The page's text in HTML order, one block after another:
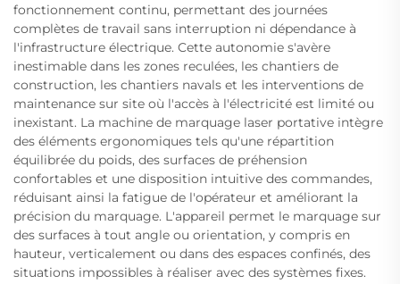
fonctionnement continu, permettant des journées
complètes de travail sans interruption ni dépendance à
l'infrastructure électrique. Cette autonomie s'avère
inestimable dans les zones reculées, les chantiers de
construction, les chantiers navals et les interventions de
maintenance sur site où l'accès à l'électricité est limité ou
inexistant. La machine de marquage laser portative intègre
des éléments ergonomiques tels qu'une répartition
équilibrée du poids, des surfaces de préhension
confortables et une disposition intuitive des commandes,
réduisant ainsi la fatigue de l'opérateur et améliorant la
précision du marquage. L'appareil permet le marquage sur
des surfaces à tout angle ou orientation, y compris en
hauteur, verticalement ou dans des espaces confinés, des
situations impossibles à réaliser avec des systèmes fixes.